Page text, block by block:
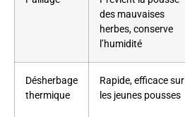
des mauvaises
herbes, conserve
l’humidité
Désherbage
thermique
Rapide, efficace sur
les jeunes pousses